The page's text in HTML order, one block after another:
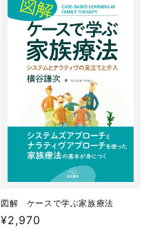
格
図解 ケースで学ぶ家族療法
通
¥2,970